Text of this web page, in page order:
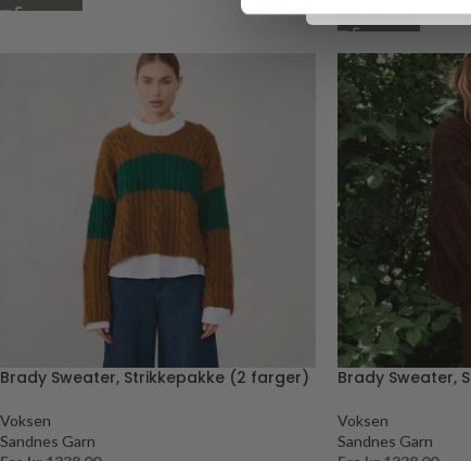
LES MER
Brady Sweater, Strikkepakke (2 farger)
Voksen
Sandnes Garn
Brady Sweater,
Voksen
Sandnes Garn